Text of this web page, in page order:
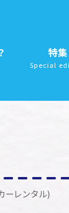
特集
Special
ーレンタル)